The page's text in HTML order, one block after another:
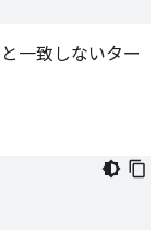
と一致しないター